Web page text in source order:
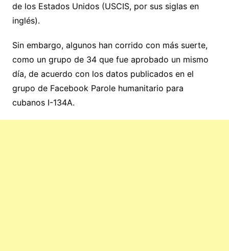
de los Estados Unidos (USCIS, por sus siglas en
inglés).
Sin embargo, algunos han corrido con más suerte,
como un grupo de 34 que fue aprobado un mismo
día, de acuerdo con los datos publicados en el
grupo de Facebook Parole humanitario para
cubanos I-134A.